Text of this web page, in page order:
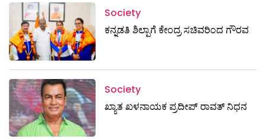
Society
ಕನ್ನಡತಿ ಶಿಲ್ಪಾಗೆ ಕೇಂದ್ರ ಸಚಿವರಿಂದ ಗೌರವ
Society
ಖ್ಯಾತ ಖಳನಾಯಕ ಪ್ರದೀಪ್ ರಾವತ್‌ ನಿಧನ